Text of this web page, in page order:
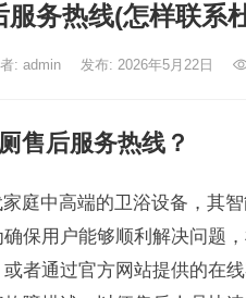
务热线(怎样联系
: admin 发布: 2026年5月22日
售后服务热线？
庭中高端的卫浴设备，其
保用户能够顺利解决问题
者通过官方网站提供的在